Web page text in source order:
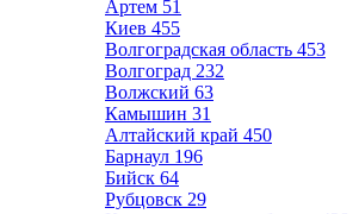
Артем 51
Киев 455
Волгоградская область 453
Волгоград 232
Волжский 63
Камышин 31
Алтайский край 450
Барнаул 196
Бийск 64
Рубцовск 29